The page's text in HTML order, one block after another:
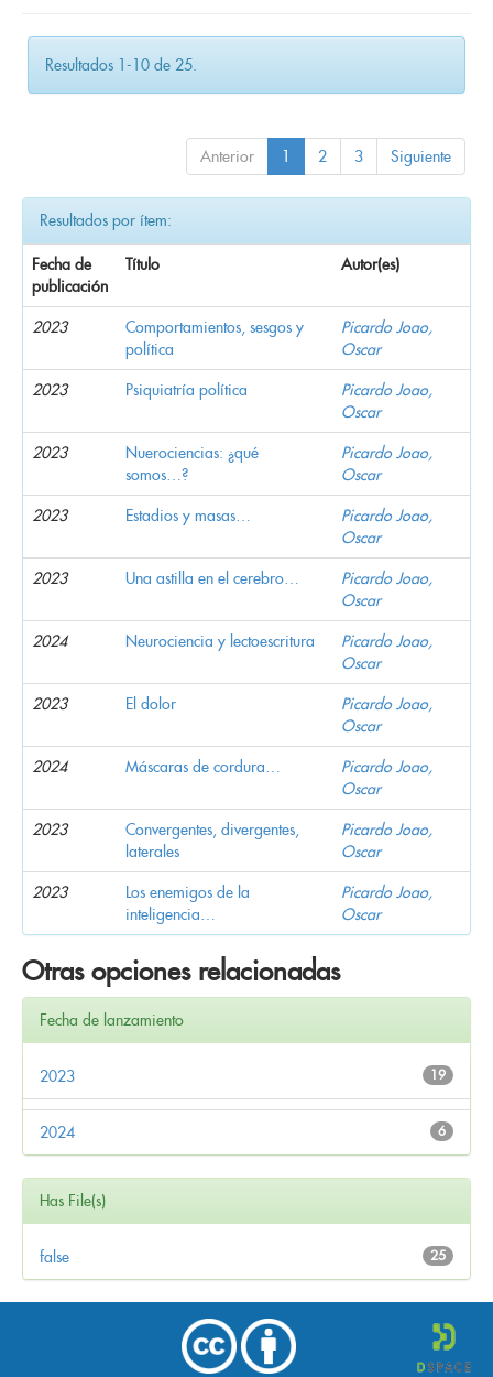
Resultados 1-10 de 25.
Anterior 1 2 3 Siguiente
Resultados por ítem:
Fecha de
publicación
Título Autor(es)
2023
Comportamientos, sesgos y
política
Picardo Joao,
Oscar
2023 Psiquiatría política
Picardo Joao,
Oscar
2023
Nuerociencias: ¿qué
somos…?
Picardo Joao,
Oscar
2023 Estadios y masas…
Picardo Joao,
Oscar
2023 Una astilla en el cerebro…
Picardo Joao,
Oscar
2024 Neurociencia y lectoescritura
Picardo Joao,
Oscar
2023 El dolor
Picardo Joao,
Oscar
2024 Máscaras de cordura…
Picardo Joao,
Oscar
2023
Convergentes, divergentes,
laterales
Picardo Joao,
Oscar
2023
Los enemigos de la
inteligencia…
Picardo Joao,
Oscar
Otras opciones relacionadas
Fecha de lanzamiento
19
2023
6
2024
Has File(s)
25
false